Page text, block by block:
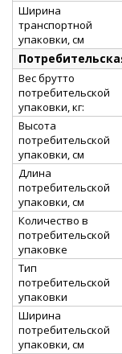
Ширина
транспортной
упаковки, см
Вес брутто
потребительской
упаковки, кг:
Высота
потребительской
упаковки, см
Длина
потребительской
упаковки, см
Количество в
потребительской
упаковке
Тип
потребительской
упаковки
Ширина
потребительской
упаковки, см